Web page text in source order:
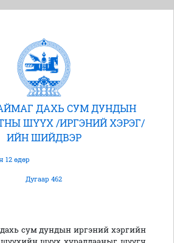
ДАХЬ СУМ ДУНДЫН
ШҮҮХ /ИРГЭНИЙ ХЭРЭГ/
ИЙН ШИЙДВЭР
12 өдөр
Дугаар 462
сум дундын иргэний хэргийн